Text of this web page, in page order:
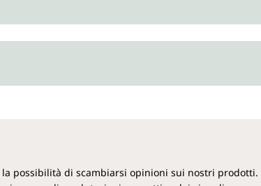
possibilità di scambiarsi opinioni sui nostri prodotti.